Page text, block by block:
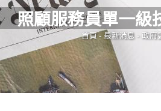
最新消息
課程報名系統(link is
檔案下載
照顧服務員單一級
您在這
首頁-最新消息 - 政府